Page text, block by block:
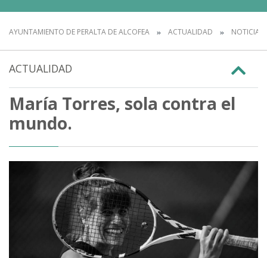
AYUNTAMIENTO DE PERALTA DE ALCOFEA ACTUALIDAD NOTICIAS
ACTUALIDAD
María Torres, sola contra el
mundo.